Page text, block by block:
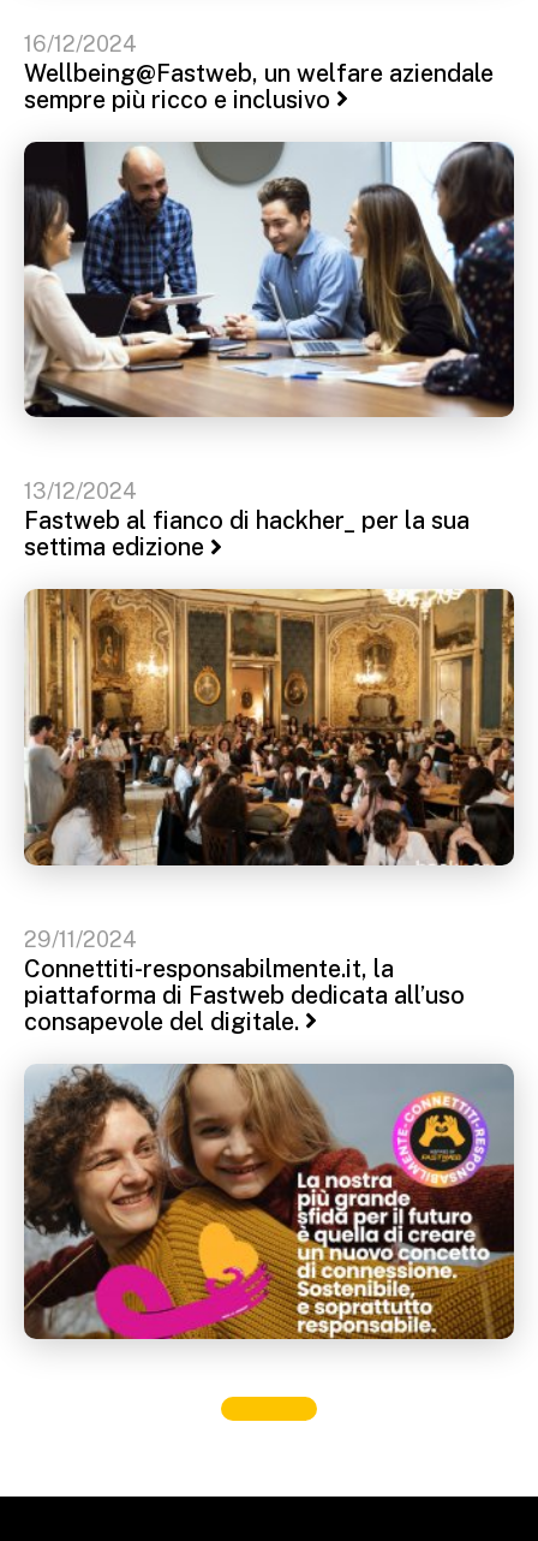
16/12/2024
Wellbeing@Fastweb, un welfare aziendale
sempre più ricco e inclusivo
13/12/2024
Fastweb al fianco di hackher_ per la sua
settima edizione
29/11/2024
Connettiti-responsabilmente.it, la
piattaforma di Fastweb dedicata all’uso
consapevole del digitale.